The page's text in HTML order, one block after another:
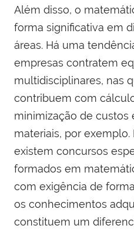
Além disso, o
forma significativa em
áreas. Há uma
empresas contratem
multidisciplinares, nas
contribuem com
minimização de custos
materiais, por
existem concursos
formados em
com exigência de
os conhecimentos
constituem um